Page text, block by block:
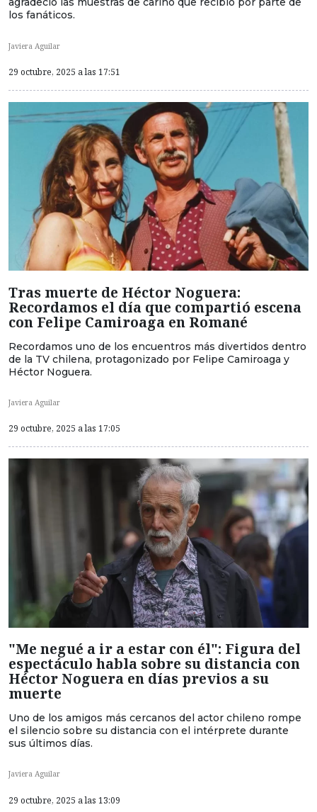
los fanáticos.
Javiera Aguilar
29 octubre, 2025 a las 17:51
Tras muerte de Héctor Noguera:
Recordamos el día que compartió escena
con Felipe Camiroaga en Romané
Recordamos uno de los encuentros más divertidos dentro
de la TV chilena, protagonizado por Felipe Camiroaga y
Héctor Noguera.
Javiera Aguilar
29 octubre, 2025 a las 17:05
"Me negué a ir a estar con él": Figura del
espectáculo habla sobre su distancia con
Héctor Noguera en días previos a su
muerte
Uno de los amigos más cercanos del actor chileno rompe
el silencio sobre su distancia con el intérprete durante
sus últimos días.
Javiera Aguilar
29 octubre, 2025 a las 13:09